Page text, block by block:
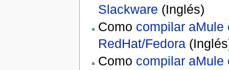
Slackware (Inglés)
Como compilar aMule
RedHat/Fedora
Como compilar aMule